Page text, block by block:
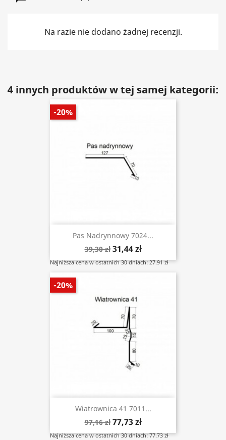
Na razie nie dodano żadnej recenzji.
4 innych produktów w tej samej kategorii:
Pas Nadrynnowy 7024...
39,30 zł 31,44 zł
Najniższa cena w ostatnich 30 dniach: 27.91 zł
-20%
Wiatrownica 41 7011...
97,16 zł 77,73 zł
Najniższa cena w ostatnich 30 dniach: 77.73 zł
-20%